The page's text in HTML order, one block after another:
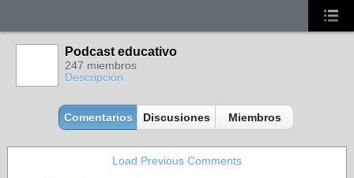
Podcast educativo
247 miembros
Descripción
Comentarios Discusiones Miembros
Load Previous Comments